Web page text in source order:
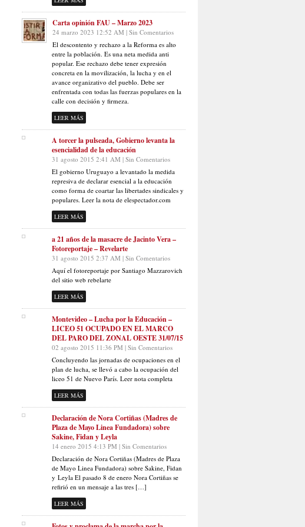
Carta opinión FAU – Marzo 2023
24 marzo 2023 12:52 AM | Sin Comentarios
El descontento y rechazo a la Reforma es alto
entre la población. Es una neta medida anti
popular. Ese rechazo debe tener expresión
concreta en la movilización, la lucha y en el
avance organizativo del pueblo. Debe ser
enfrentada con todas las fuerzas populares en la
calle con decisión y firmeza.
LEER MÁS
A torcer la pulseada, Gobierno levanta la
esencialidad de la educación
31 agosto 2015 2:41 AM | Sin Comentarios
El gobierno Uruguayo a levantado la medida
represiva de declarar esencial a la educación
como forma de coartar las libertades sindicales y
populares. Leer la nota de elespectador.com
LEER MÁS
a 21 años de la masacre de Jacinto Vera –
Fotoreportaje – Revelarte
31 agosto 2015 2:37 AM | Sin Comentarios
Aquí el fotoreportaje por Santiago Mazzarovich
del sitio web rebelarte
LEER MÁS
Montevideo – Lucha por la Educación –
LICEO 51 OCUPADO EN EL MARCO
DEL PARO DEL ZONAL OESTE 31/07/15
02 agosto 2015 11:36 PM | Sin Comentarios
Concluyendo las jornadas de ocupaciones en el
plan de lucha, se llevó a cabo la ocupación del
liceo 51 de Nuevo París. Leer nota completa
LEER MÁS
Declaración de Nora Cortiñas (Madres de
Plaza de Mayo Linea Fundadora) sobre
Sakine, Fidan y Leyla
14 enero 2015 4:13 PM | Sin Comentarios
Declaración de Nora Cortiñas (Madres de Plaza
de Mayo Linea Fundadora) sobre Sakine, Fidan
y Leyla El pasado 8 de enero Nora Cortiñas se
refirió en un mensaje a las tres […]
LEER MÁS